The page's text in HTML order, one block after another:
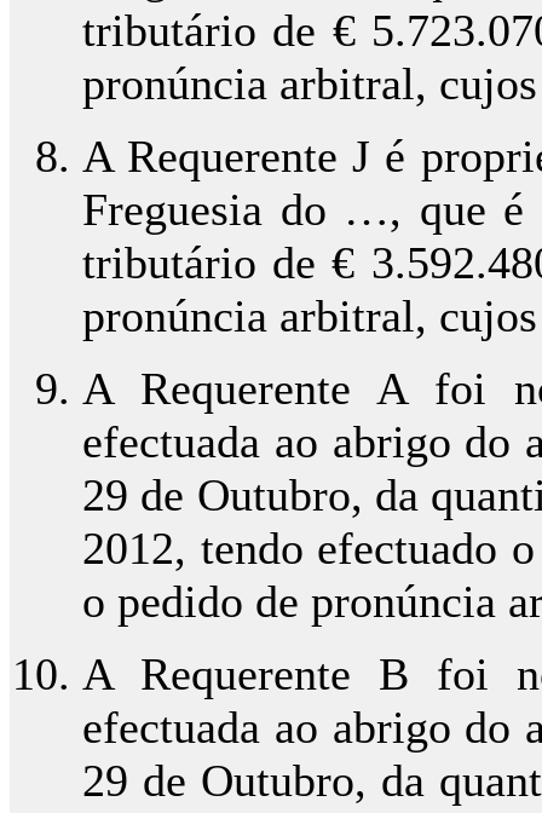
tributário de €
pronúncia arbitral,
A Requerente J é
Freguesia do …, que é
tributário de €
pronúncia arbitral,
A Requerente A foi
efectuada ao abrigo do
29 de Outubro, da
2012, tendo efectuado
o pedido de pronúncia
A Requerente B foi
efectuada ao abrigo do
29 de Outubro, da